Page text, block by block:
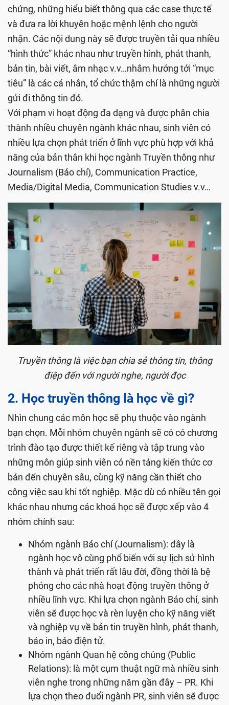
chứng, những hiểu biết thông qua các case thực tế
và đưa ra lời khuyên hoặc mệnh lệnh cho người
nhận. Các nội dung này sẽ được truyền tải qua nhiều
“hình thức” khác nhau như truyền hình, phát thanh,
bản tin, bài viết, âm nhạc v.v…nhắm hướng tới “mục
tiêu” là các cá nhân, tổ chức thậm chí là những người
gửi đi thông tin đó.
Với phạm vi hoạt động đa dạng và được phân chia
thành nhiều chuyên ngành khác nhau, sinh viên có
nhiều lựa chọn phát triển ở lĩnh vực phù hợp với khả
năng của bản thân khi học ngành Truyền thông như
Journalism (Báo chí), Communication Practice,
Media/Digital Media, Communication Studies v.v…
Truyền thông là việc bạn chia sẻ thông tin, thông
điệp đến với người nghe, người đọc
2. Học truyền thông là học về gì?
Nhìn chung các môn học sẽ phụ thuộc vào ngành
bạn chọn. Mỗi nhóm chuyên ngành sẽ có có chương
trình đào tạo được thiết kế riêng và tập trung vào
những môn giúp sinh viên có nền tảng kiến thức cơ
bản đến chuyên sâu, cùng kỹ năng cần thiết cho
công việc sau khi tốt nghiệp. Mặc dù có nhiều tên gọi
khác nhau nhưng các khoá học sẽ được xếp vào 4
nhóm chính sau:
Nhóm ngành Báo chí (Journalism): đây là
ngành học vô cùng phổ biến với sự lịch sử hình
thành và phát triển rất lâu đời, đồng thời là bệ
phóng cho các nhà hoạt động truyền thông ở
nhiều lĩnh vực. Khi lựa chọn ngành Báo chí, sinh
viên sẽ được học và rèn luyện cho kỹ năng viết
và nghiệp vụ về bản tin truyền hình, phát thanh,
báo in, báo điện tử.
Nhóm ngành Quan hệ công chúng (Public
Relations): là một cụm thuật ngữ mà nhiều sinh
viên nghe trong những năm gần đây – PR. Khi
lựa chọn theo đuổi ngành PR, sinh viên sẽ được